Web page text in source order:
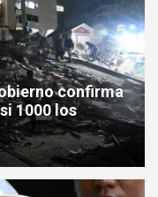
confirma
1000 los